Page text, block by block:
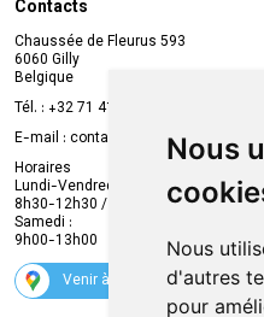
Nous
Nous
d'autres
pour
Contacts
Chaussée de Fleurus 593
6060 Gilly
Belgique
Tél. : +32 71 41 32 10
E-mail : contact
mvapharma.be
Horaires
Lundi-Vendredi :
8h30-12h30 / 13h30-18h30
Samedi :
9h00-13h00
Venir à la pharmacie